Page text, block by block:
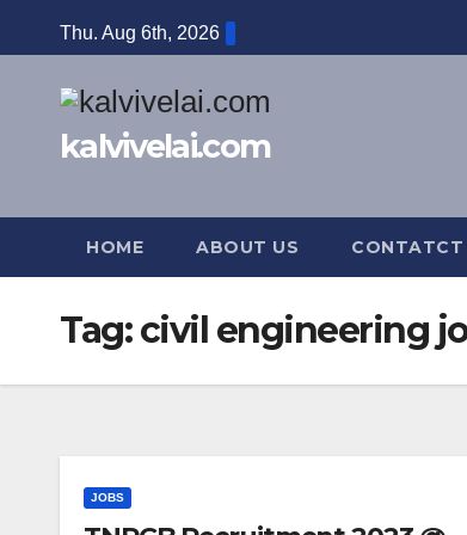
to
Thu. Aug 6th, 2026
kalvivelai.com
HOME ABOUT US CONTATCT
Tag:civil engineering
JOBS